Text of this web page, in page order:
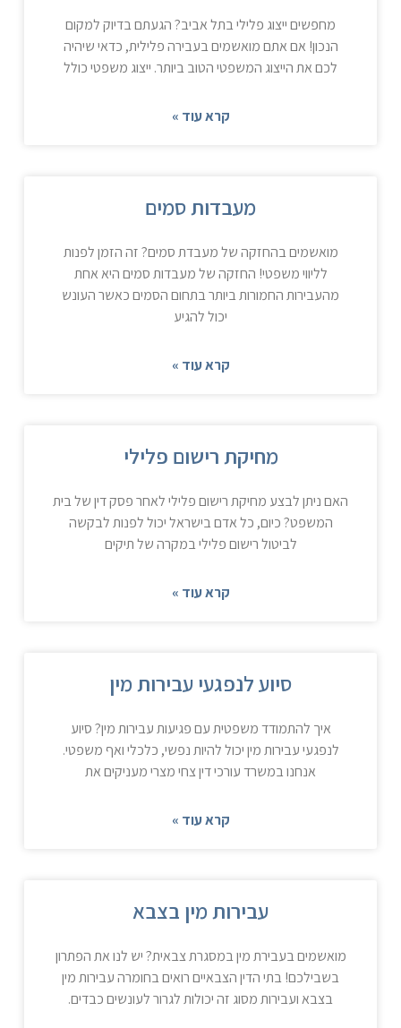
מחפשים ייצוג פלילי בתל אביב? הגעתם בדיוק למקום
הנכון! אם אתם מואשמים בעבירה פלילית, כדאי שיהיה
לכם את הייצוג המשפטי הטוב ביותר. ייצוג משפטי כולל
קרא עוד »
מעבדות סמים
מואשמים בהחזקה של מעבדת סמים? זה הזמן לפנות
לליווי משפטי! החזקה של מעבדות סמים היא אחת
מהעבירות החמורות ביותר בתחום הסמים כאשר העונש
יכול להגיע
קרא עוד »
מחיקת רישום פלילי
האם ניתן לבצע מחיקת רישום פלילי לאחר פסק דין של בית
המשפט? כיום, כל אדם בישראל יכול לפנות לבקשה
לביטול רישום פלילי במקרה של תיקים
קרא עוד »
סיוע לנפגעי עבירות מין
איך להתמודד משפטית עם פגיעות עבירות מין? סיוע
לנפגעי עבירות מין יכול להיות נפשי, כלכלי ואף משפטי.
אנחנו במשרד עורכי דין צחי מצרי מעניקים את
קרא עוד »
עבירות מין בצבא
מואשמים בעבירת מין במסגרת צבאית? יש לנו את הפתרון
בשבילכם! בתי הדין הצבאיים רואים בחומרה עבירות מין
בצבא ועבירות מסוג זה יכולות לגרור לעונשים כבדים.